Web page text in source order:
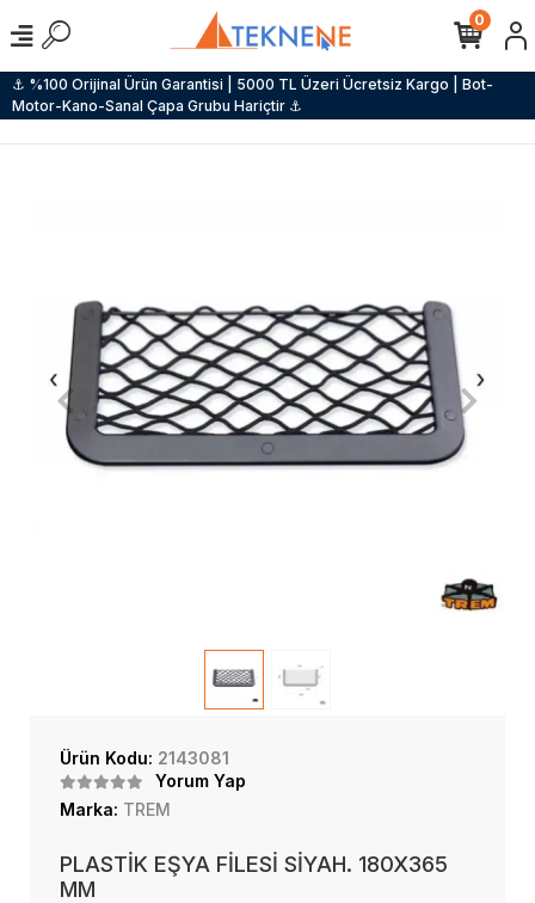
⚓ %100 Orijinal Ürün Garantisi | 5000 TL Üzeri Ücretsiz Kargo | Bot-
Motor-Kano-Sanal Çapa Grubu Hariçtir ⚓
0
Ürün Kodu: 2143081
Yorum Yap
Marka: TREM
PLASTİK EŞYA FİLESİ SİYAH. 180X365
MM